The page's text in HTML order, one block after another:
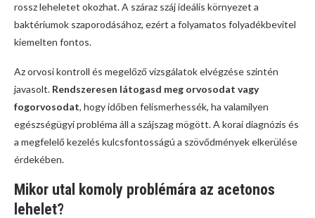
rossz leheletet okozhat. A száraz száj ideális környezet a
baktériumok szaporodásához, ezért a folyamatos folyadékbevitel
kiemelten fontos.
Az orvosi kontroll és megelőző vizsgálatok elvégzése szintén
javasolt. Rendszeresen látogasd meg orvosodat vagy
fogorvosodat, hogy időben felismerhessék, ha valamilyen
egészségügyi probléma áll a szájszag mögött. A korai diagnózis és
a megfelelő kezelés kulcsfontosságú a szövődmények elkerülése
érdekében.
Mikor utal komoly problémára az acetonos
lehelet?